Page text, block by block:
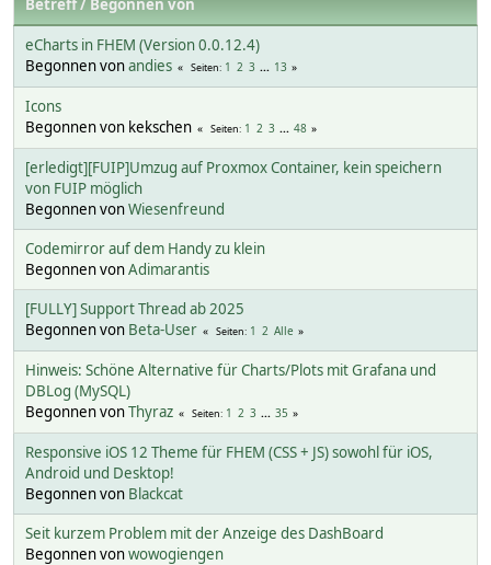
eCharts in FHEM (Version 0.0.12.4)
Begonnen vonandies Seiten 1 2 3 ... 13
Icons
Begonnen von kekschen
Seiten 1 2 3 ... 48
[erledigt][FUIP]Umzug auf Proxmox Container, kein speichern
von FUIP möglich
Begonnen vonWiesenfreund
Codemirror auf dem Handy zu klein
Begonnen vonAdimarantis
[FULLY] Support Thread ab 2025
Begonnen von Beta-User Seiten 1 2 Alle
Hinweis: Schöne Alternative für Charts/Plots mit Grafana und
DBLog (MySQL)
Begonnen vonThyraz Seiten 1 2 3 ... 35
Responsive iOS 12 Theme für FHEM (CSS + JS) sowohl für iOS,
Android und Desktop!
Begonnen von Blackcat
Seit kurzem Problem mit der Anzeige des DashBoard
Begonnen vonwowogiengen